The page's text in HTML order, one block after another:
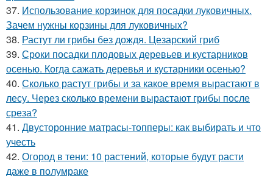
37. Использование корзинок для посадки луковичных.
Зачем нужны корзины для луковичных?
38. Растут ли грибы без дождя. Цезарский гриб
39. Сроки посадки плодовых деревьев и кустарников
осенью. Когда сажать деревья и кустарники осенью?
40. Сколько растут грибы и за какое время вырастают в
лесу. Через сколько времени вырастают грибы после
среза?
41. Двусторонние матрасы-топперы: как выбирать и что
учесть
42. Огород в тени: 10 растений, которые будут расти
даже в полумраке